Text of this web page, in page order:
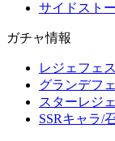
サイドスト
ガチャ情報
レジェフェ
グランデフ
スターレジ
SSRキャラ/